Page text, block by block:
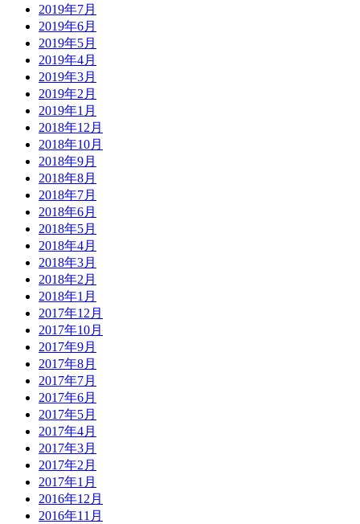
2019年7月
2019年6月
2019年5月
2019年4月
2019年3月
2019年2月
2019年1月
2018年12月
2018年10月
2018年9月
2018年8月
2018年7月
2018年6月
2018年5月
2018年4月
2018年3月
2018年2月
2018年1月
2017年12月
2017年10月
2017年9月
2017年8月
2017年7月
2017年6月
2017年5月
2017年4月
2017年3月
2017年2月
2017年1月
2016年12月
2016年11月